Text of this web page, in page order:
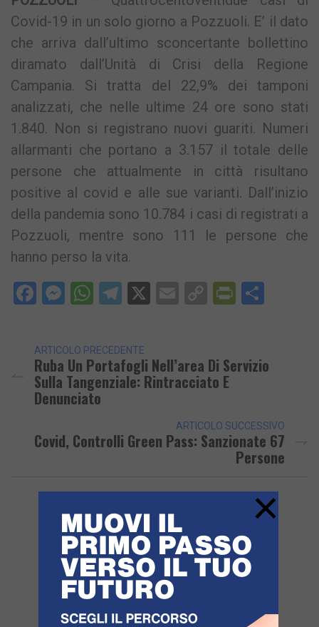
Covid-19 in un solo giorno a Pozzuoli. E’ il dato
che arriva dall’ultimo sconcertante bollettino
diramato dall’Unità di Crisi della Regione
Campania. Si tratta del 22,9% dei tamponi
analizzati, che nelle ultime 24 ore sono stati
1.840. Non si registrano nuovi guariti. Numeri
allarmanti che portano a 3.157 il totale delle
persone che attualmente in città risultano
positive al covid e alle sue varianti. Dall’inizio
della pandemia sono 10.784 i casi di registrati a
Pozzuoli, mentre sono 111 le persone che
hanno perso la vita.
Facebook
Messenger
WhatsApp
Telegram
X EmailCopy
ARTICOLO PRECEDENTE
Ruba Un Portafogli Nell’area Di Servizio
Sulla Tangenziale: Rintracciato E
Denunciato
ARTICOLO SUCCESSIVO
Covid, Controlli Green Pass: Sanzionate 67
Persone
×